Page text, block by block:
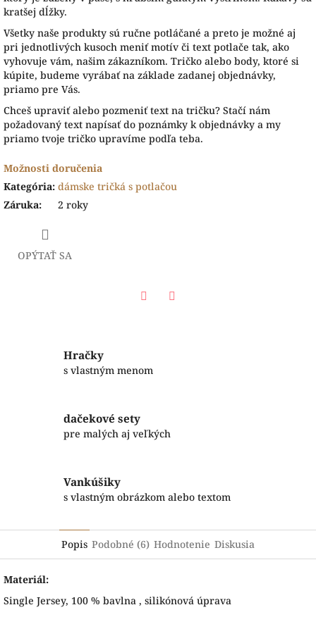
kratšej dĺžky.
Všetky naše produkty sú ručne potláčané a preto je možné aj
pri jednotlivých kusoch meniť motív či text potlače tak, ako
vyhovuje vám, našim zákazníkom. Tričko alebo body, ktoré si
kúpite, budeme vyrábať na základe zadanej objednávky,
priamo pre Vás.
Chceš upraviť alebo pozmeniť text na tričku? Stačí nám
požadovaný text napísať do poznámky k objednávky a my
priamo tvoje tričko upravíme podľa teba.
Možnosti doručenia
Kategória: dámske tričká s potlačou
Záruka: 2 roky
OPÝTAŤ SA
Hračky
s vlastným menom
dačekové sety
pre malých aj veľkých
Vankúšiky
s vlastným obrázkom alebo textom
Popis Podobné (6) Hodnotenie Diskusia
Materiál:
Single Jersey, 100 % bavlna , silikónová úprava